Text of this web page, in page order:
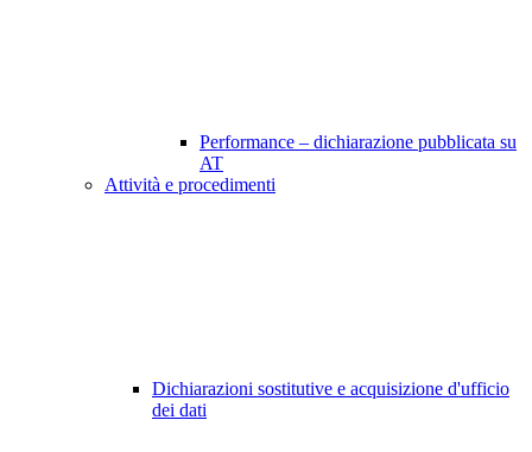
Performance – dichiarazione pubblicata su
AT
Attività e procedimenti
Dichiarazioni sostitutive e acquisizione d'ufficio
dei dati